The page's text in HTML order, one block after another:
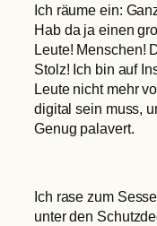
Ich räume ein:
Hab da ja einen
Leute! Menschen!
Stolz! Ich bin auf
Leute nicht mehr
digital sein muss,
Genug palavert.
Ich rase zum
unter den